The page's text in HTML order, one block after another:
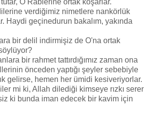
verdiğimiz nimetlere nankörlük
Haydi geçinedurun bakalım, yakında
bir delil indirmişiz de O'na ortak
bir rahmet tattırdığımız zaman ona
önceden yaptığı şeyler sebebiyle
gelirse, hemen her ümidi kesiveriyorlar.
mi ki, Allah dilediği kimseye rızkı serer
ki bunda iman edecek bir kavim için